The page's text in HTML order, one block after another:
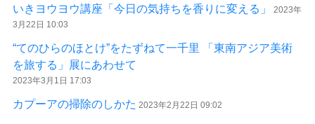
いきヨウヨウ講座「今日の気持ちを香りに変える」
2023年
3月22日 10:03
“てのひらのほとけ”をたずねて一千里 「東南アジア美術
を旅する」展にあわせて
2023年3月1日 17:03
カプーアの掃除のしかた 2023年2月22日 09:02